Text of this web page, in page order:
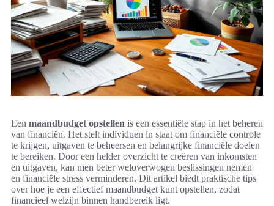
Een maandbudget opstellen is een essentiële stap in het beheren
van financiën. Het stelt individuen in staat om financiële controle
te krijgen, uitgaven te beheersen en belangrijke financiële doelen
te bereiken. Door een helder overzicht te creëren van inkomsten
en uitgaven, kan men beter weloverwogen beslissingen nemen
en financiële stress verminderen. Dit artikel biedt praktische tips
over hoe je een effectief maandbudget kunt opstellen, zodat
financieel welzijn binnen handbereik ligt.